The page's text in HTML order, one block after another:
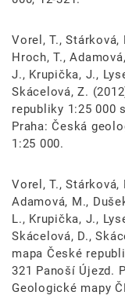
Vorel, T., Stárková,
Hroch, T.,
J., Krupička, J.,
Skácelová, Z.
republiky 1:25 000
Praha: Česká
1:25 000.
Vorel, T., Stárková,
Adamová, M.,
L., Krupička, J.,
Skácelová, D.,
mapa České
321 Panoší Újezd.
Geologické mapy